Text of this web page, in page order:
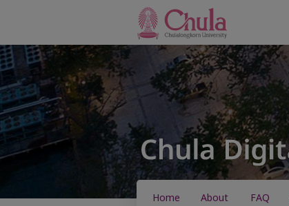
Home About FAQ